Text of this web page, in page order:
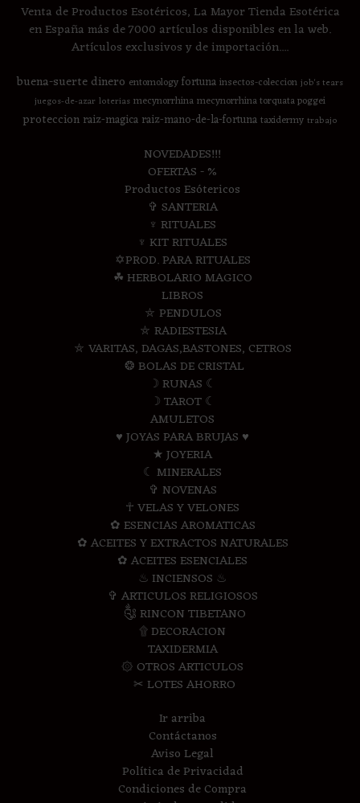
Venta de Productos Esotéricos, La Mayor Tienda Esotérica
en España más de 7000 artículos disponibles en la web.
Artículos exclusivos y de importación....
buena-suertedinero entomologyfortunainsectos-coleccion job's tears
juegos-de-azar loterias mecynorrhinamecynorrhina torquata poggei
proteccion raiz-magica raiz-mano-de-la-fortunataxidermy trabajo
NOVEDADES!!!
OFERTAS - %
Productos Esótericos
✞ SANTERIA
♆ RITUALES
♆ KIT RITUALES
✡PROD. PARA RITUALES
☘ HERBOLARIO MAGICO
LIBROS
⛤ PENDULOS
⛤ RADIESTESIA
⛤ VARITAS, DAGAS,BASTONES, CETROS
❂ BOLAS DE CRISTAL
☽ RUNAS ☾
☽ TAROT ☾
AMULETOS
♥ JOYAS PARA BRUJAS ♥
★ JOYERIA
☾ MINERALES
✞ NOVENAS
☥ VELAS Y VELONES
✿ ESENCIAS AROMATICAS
✿ ACEITES Y EXTRACTOS NATURALES
✿ ACEITES ESENCIALES
♨ INCIENSOS ♨
✞ ARTICULOS RELIGIOSOS
༃ RINCON TIBETANO
۩ DECORACION
TAXIDERMIA
۞ OTROS ARTICULOS
✂ LOTES AHORRO
Ir arriba
Contáctanos
Aviso Legal
Política de Privacidad
Condiciones de Compra